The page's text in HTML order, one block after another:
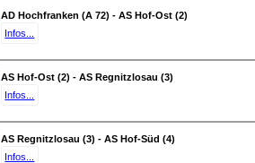
AD Hochfranken (A 72) - AS Hof-Ost (2)
Infos...
AS Hof-Ost (2) - AS Regnitzlosau (3)
Infos...
AS Regnitzlosau (3) - AS Hof-Süd (4)
Infos...